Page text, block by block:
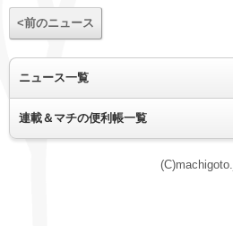
<前のニュース
ニュース一覧
連載＆マチの便利帳一覧